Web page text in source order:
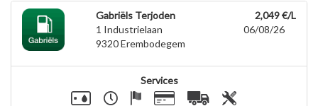
Gabriëls Terjoden
1 Industrielaan
9320Erembodegem
2,049 €/L
06/08/26
Services